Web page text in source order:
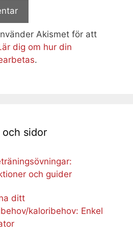
Akismet för att
dig om hur din
.
och sidor
och guider
ditt
kaloribehov: Enkel